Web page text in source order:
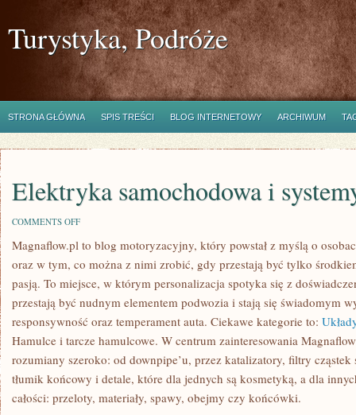
Turystyka, Podróże
STRONA GŁÓWNA SPIS TREŚCI BLOG INTERNETOWY ARCHIWUM
Elektryka samochodowa i
COMMENTS OFFON
SAMOCHODOWA
SYSTEMY
OŚWIETLENIA
Magnaflow.pl to blog motoryzacyjny, który powstał z myślą o
oraz w tym, co można z nimi zrobić, gdy przestają być tylko
pasją. To miejsce, w którym personalizacja spotyka się z
przestają być nudnym elementem podwozia i stają się świadomym
responsywność oraz temperament auta. Ciekawe kategorie to:
Hamulce i tarcze hamulcowe. W centrum zainteresowania
rozumiany szeroko: od downpipe’u, przez katalizatory, filtry cząstek
tłumik końcowy i detale, które dla jednych są kosmetyką, a dla
całości: przeloty, materiały, spawy, obejmy czy końcówki.